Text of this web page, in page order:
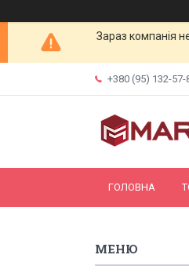
Зараз компанія
+380 (95) 132-57-
ГОЛОВНА